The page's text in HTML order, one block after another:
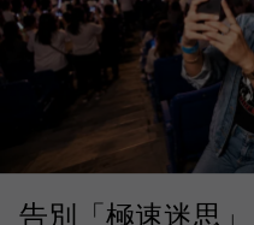
告別「極速迷思